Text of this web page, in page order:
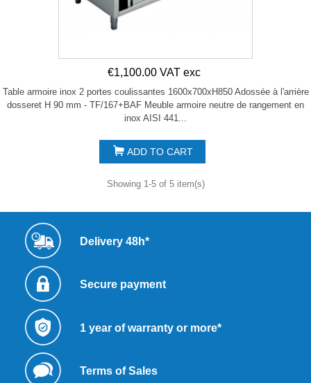
€1,100.00 VAT exc
Table armoire inox 2 portes coulissantes 1600x700xH850 Adossée à l'arrière
dosseret H 90 mm - TF/167+BAF Meuble armoire neutre de rangement en
inox AISI 441...
ADD TO CART
Showing 1-5 of 5 item(s)
Delivery 48h*
Secure payment
1 year of warranty or more*
Terms of Sales